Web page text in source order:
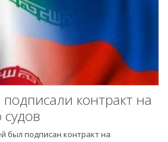
контракт на
судов
был подписан контракт на